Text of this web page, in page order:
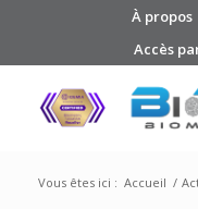
À propos
Accès
Vous êtes ici : Accueil /